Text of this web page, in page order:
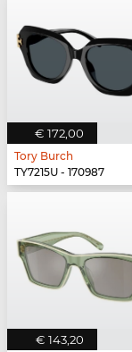
€ 172,00
Tory Burch
TY7215U - 170987
€ 143,20